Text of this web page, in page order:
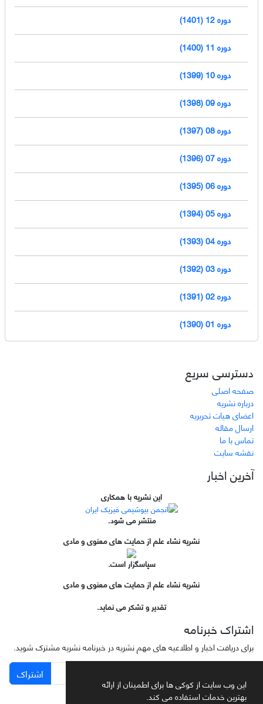
این وب سایت از کوکی ها برای اطمینان از ارائه
بهترین خدمات استفاده می کند.
دوره 12 (1401)
دوره 11 (1400)
دوره 10 (1399)
دوره 09 (1398)
دوره 08 (1397)
دوره 07 (1396)
دوره 06 (1395)
دوره 05 (1394)
دوره 04 (1393)
دوره 03 (1392)
دوره 02 (1391)
دوره 01 (1390)
دسترسی سریع
صفحه اصلی
درباره نشریه
اعضای هیات تحریریه
ارسال مقاله
تماس با ما
نقشه سایت
آخرین اخبار
این نشریه با همکاری
منتشر می شود.
نشریه نشاء علم از حمایت های معنوی و مادی
سپاسگزار است.
نشریه نشاء علم از حمایت های معنوی و مادی
تقدیر و تشکر می نماید.
اشتراک خبرنامه
برای دریافت اخبار و اطلاعیه های مهم نشریه در خبرنامه نشریه مشترک شوید.
اشتراک